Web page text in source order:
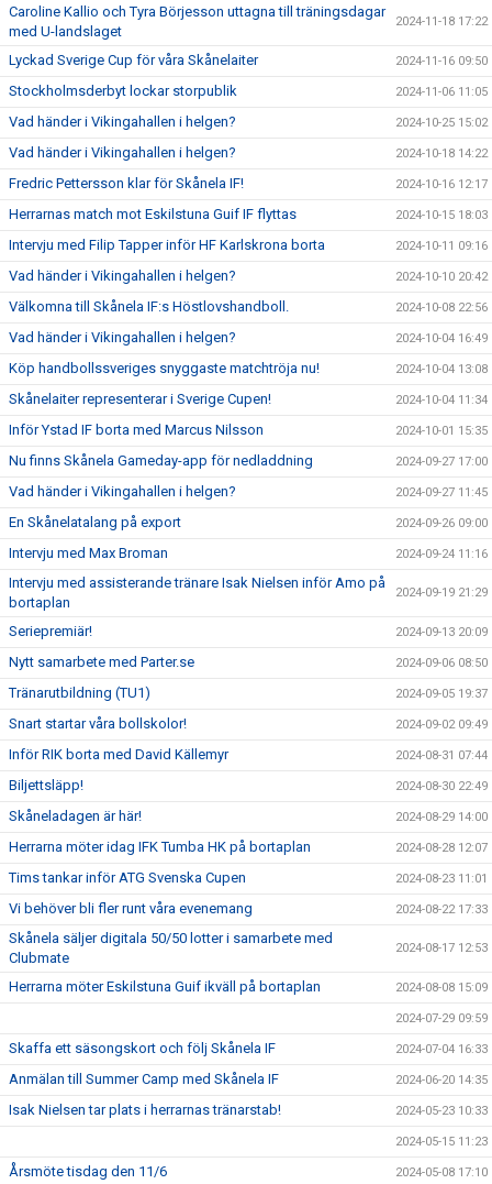
Caroline Kallio och Tyra Börjesson uttagna till träningsdagar
med U-landslaget
2024-11-18 17:22
Lyckad Sverige Cup för våra Skånelaiter 2024-11-16 09:50
Stockholmsderbyt lockar storpublik 2024-11-06 11:05
Vad händer i Vikingahallen i helgen? 2024-10-25 15:02
Vad händer i Vikingahallen i helgen? 2024-10-18 14:22
Fredric Pettersson klar för Skånela IF! 2024-10-16 12:17
Herrarnas match mot Eskilstuna Guif IF flyttas 2024-10-15 18:03
Intervju med Filip Tapper inför HF Karlskrona borta 2024-10-11 09:16
Vad händer i Vikingahallen i helgen? 2024-10-10 20:42
Välkomna till Skånela IF:s Höstlovshandboll. 2024-10-08 22:56
Vad händer i Vikingahallen i helgen? 2024-10-04 16:49
Köp handbollssveriges snyggaste matchtröja nu! 2024-10-04 13:08
Skånelaiter representerar i Sverige Cupen! 2024-10-04 11:34
Inför Ystad IF borta med Marcus Nilsson 2024-10-01 15:35
Nu finns Skånela Gameday-app för nedladdning 2024-09-27 17:00
Vad händer i Vikingahallen i helgen? 2024-09-27 11:45
En Skånelatalang på export 2024-09-26 09:00
Intervju med Max Broman 2024-09-24 11:16
Intervju med assisterande tränare Isak Nielsen inför Amo på
bortaplan
2024-09-19 21:29
Seriepremiär! 2024-09-13 20:09
Nytt samarbete med Parter.se 2024-09-06 08:50
Tränarutbildning (TU1) 2024-09-05 19:37
Snart startar våra bollskolor! 2024-09-02 09:49
Inför RIK borta med David Källemyr 2024-08-31 07:44
Biljettsläpp! 2024-08-30 22:49
Skåneladagen är här! 2024-08-29 14:00
Herrarna möter idag IFK Tumba HK på bortaplan 2024-08-28 12:07
Tims tankar inför ATG Svenska Cupen 2024-08-23 11:01
Vi behöver bli fler runt våra evenemang 2024-08-22 17:33
Skånela säljer digitala 50/50 lotter i samarbete med
Clubmate
2024-08-17 12:53
Herrarna möter Eskilstuna Guif ikväll på bortaplan 2024-08-08 15:09
2024-07-29 09:59
Skaffa ett säsongskort och följ Skånela IF 2024-07-04 16:33
Anmälan till Summer Camp med Skånela IF 2024-06-20 14:35
Isak Nielsen tar plats i herrarnas tränarstab! 2024-05-23 10:33
2024-05-15 11:23
Årsmöte tisdag den 11/6 2024-05-08 17:10